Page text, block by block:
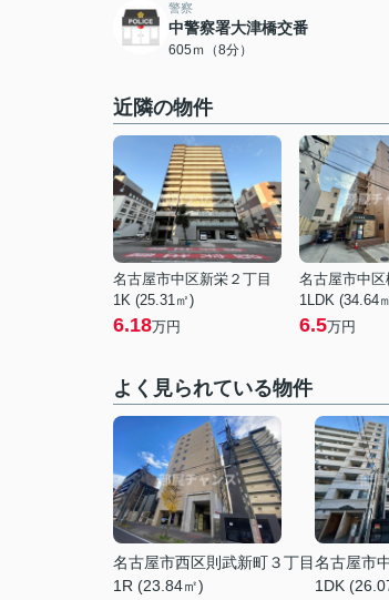
警察
中警察署大津橋交番
605ｍ（8分）
近隣の物件
名古屋市中区新栄２丁目
1K (25.31㎡)
6.18万円
名古屋市中区
1LDK (34.64
6.5万円
よく見られている物件
名古屋市西区則武新町３丁目
1R (23.84㎡)
名古屋市
1DK